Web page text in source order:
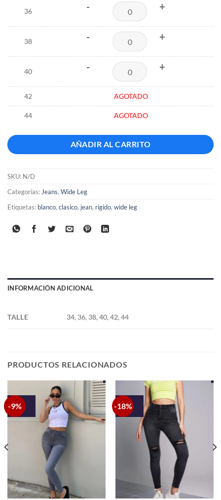
36 - +
38 - +
40 - +
42 AGOTADO
44 AGOTADO
AÑADIR AL CARRITO
SKU: N/D
Categorías:Jeans, Wide Leg
Etiquetas: blanco, clasico, jean, rigido, wide leg
INFORMACIÓN ADICIONAL
TALLE 34, 36, 38, 40, 42, 44
PRODUCTOS RELACIONADOS
-9% -18%